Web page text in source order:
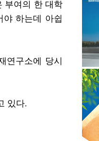
부여의 한 대학
야 하는데 아쉽
연구소에 당시
있다.